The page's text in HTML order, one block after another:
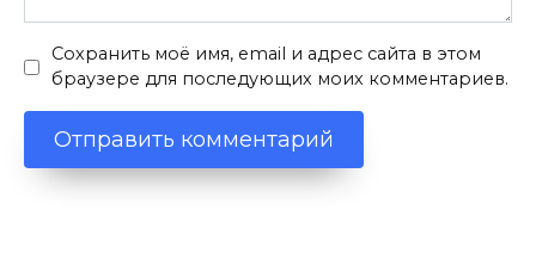
Сохранить моё имя, email и адрес сайта в этом
браузере для последующих моих комментариев.